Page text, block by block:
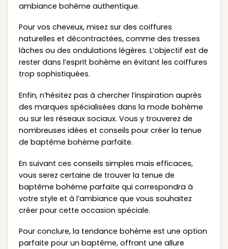
ambiance bohème authentique.
Pour vos cheveux, misez sur des coiffures
naturelles et décontractées, comme des tresses
lâches ou des ondulations légères. L’objectif est de
rester dans l’esprit bohème en évitant les coiffures
trop sophistiquées.
Enfin, n’hésitez pas à chercher l’inspiration auprès
des marques spécialisées dans la mode bohème
ou sur les réseaux sociaux. Vous y trouverez de
nombreuses idées et conseils pour créer la tenue
de baptême bohème parfaite.
En suivant ces conseils simples mais efficaces,
vous serez certaine de trouver la tenue de
baptême bohème parfaite qui correspondra à
votre style et à l’ambiance que vous souhaitez
créer pour cette occasion spéciale.
Pour conclure, la tendance bohème est une option
parfaite pour un baptême, offrant une allure